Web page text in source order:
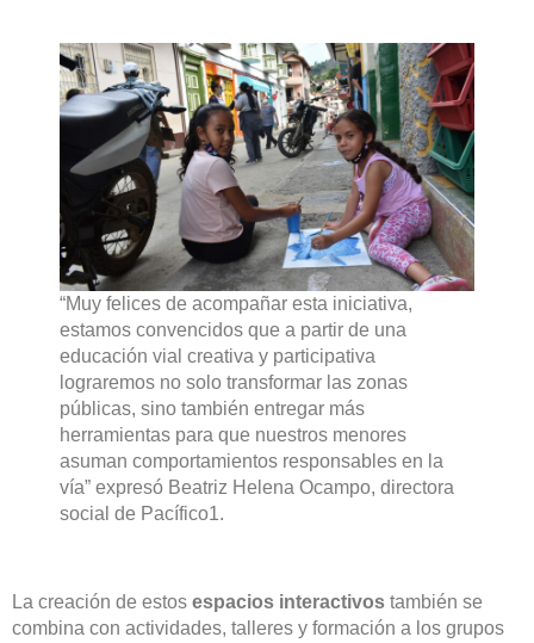
“Muy felices de acompañar esta iniciativa,
estamos convencidos que a partir de una
educación vial creativa y participativa
lograremos no solo transformar las zonas
públicas, sino también entregar más
herramientas para que nuestros menores
asuman comportamientos responsables en la
vía” expresó Beatriz Helena Ocampo, directora
social de Pacífico1.
La creación de estos espacios interactivos también se
combina con actividades, talleres y formación a los grupos